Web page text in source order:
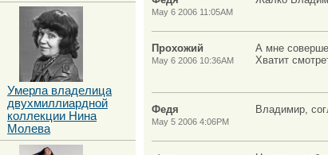
May 6 2006 11:05AM
Прохожий
May 6 2006 10:36AM
А мне
Хватит
Федя
May 5 2006 4:06PM
Владимир,
Умерла владелица
двухмиллиардной
коллекции Нина
Молева